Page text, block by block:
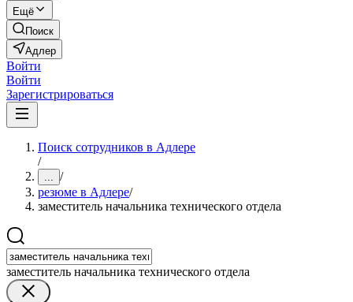
Ещё
Поиск
Адлер
Войти
Войти
Зарегистрироваться
Поиск сотрудников в Адлере
/
... /
резюме в Адлере/
заместитель начальника технического отдела
заместитель начальника технического отдела